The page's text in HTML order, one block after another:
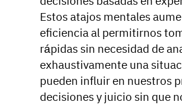
Estos atajos mentales
eficiencia al permitirnos
rápidas sin necesidad de
exhaustivamente una
pueden influir en nuestros
decisiones y juicio sin que